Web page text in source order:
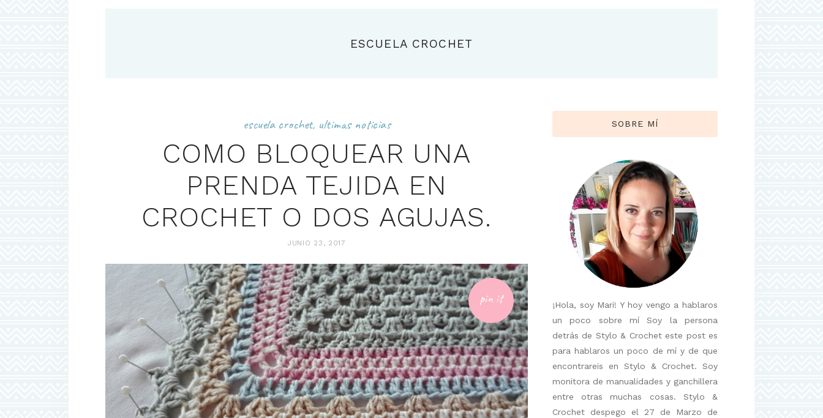
ESCUELA CROCHET
escuela crochet, ultimas noticias
COMO BLOQUEAR UNA
PRENDA TEJIDA EN
CROCHET O DOS AGUJAS.
JUNIO 23, 2017
pin it
SOBRE MÍ
¡Hola, soy Mari! Y hoy vengo a hablaros
un poco sobre mí Soy la persona
detrás de Stylo & Crochet este post es
para hablaros un poco de mí y de que
encontrareis en Stylo & Crochet. Soy
monitora de manualidades y ganchillera
entre otras muchas cosas. Stylo &
Crochet despego el 27 de Marzo de